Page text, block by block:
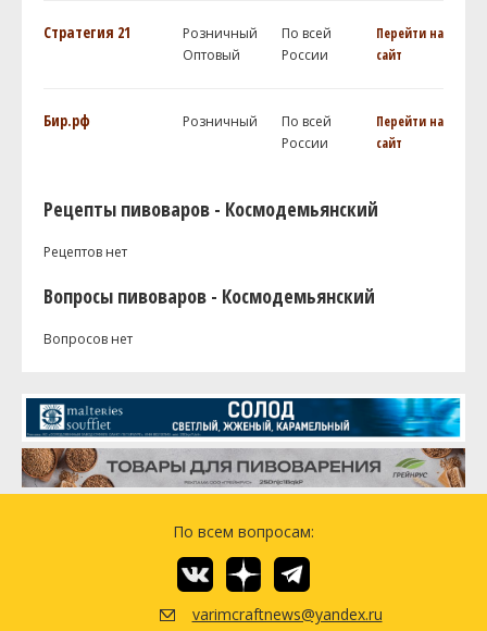
Стратегия 21
Розничный
Оптовый
По всей
России
Перейти на
сайт
Бир.рф Розничный
По всей
России
Перейти на
сайт
Рецепты пивоваров - Космодемьянский
Рецептов нет
Вопросы пивоваров - Космодемьянский
Вопросов нет
По всем вопросам:
varimcraftnews@yandex.ru